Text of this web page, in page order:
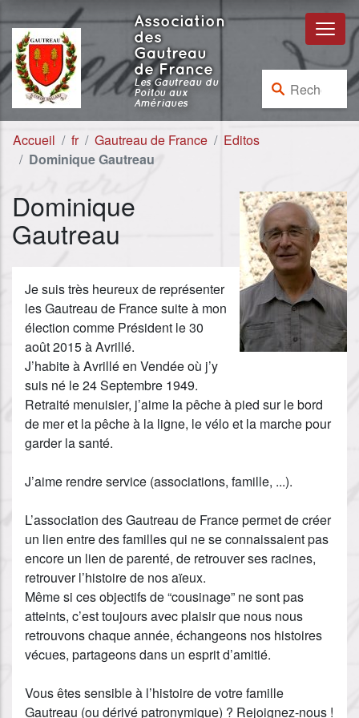
Aller au contenu
Aller à la navigation
Association
des
Gautreau
de France
Les Gautreau du
Poitou aux
Amériques
Rechercher :
Accueil fr Gautreau de France
Editos
Dominique Gautreau
Dominique
Gautreau
Je suis très heureux de représenter
les Gautreau de France suite à mon
élection comme Président le 30
août 2015 à Avrillé.
J’habite à Avrillé en Vendée où j’y
suis né le 24 Septembre 1949.
Retraité menuisier, j’aime la pêche à pied sur le bord
de mer et la pêche à la ligne, le vélo et la marche pour
garder la santé.
J’aime rendre service (associations, famille, ...).
L’association des Gautreau de France permet de créer
un lien entre des familles qui ne se connaissaient pas
encore un lien de parenté, de retrouver ses racines,
retrouver l’histoire de nos aïeux.
Même si ces objectifs de “cousinage” ne sont pas
atteints, c’est toujours avec plaisir que nous nous
retrouvons chaque année, échangeons nos histoires
vécues, partageons dans un esprit d’amitié.
Vous êtes sensible à l’histoire de votre famille
Gautreau (ou dérivé patronymique) ? Rejoignez-nous !